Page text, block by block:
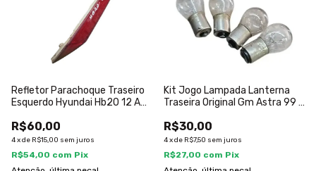
Refletor Parachoque Traseiro
Esquerdo Hyundai Hb20 12 A
R$60,00
4xde R$15,00 sem juros
R$54,00 com Pix
Kit Jogo Lampada Lanterna
Traseira Original Gm Astra 99 A
R$30,00
4xde R$7,50 sem juros
R$27,00 com Pix